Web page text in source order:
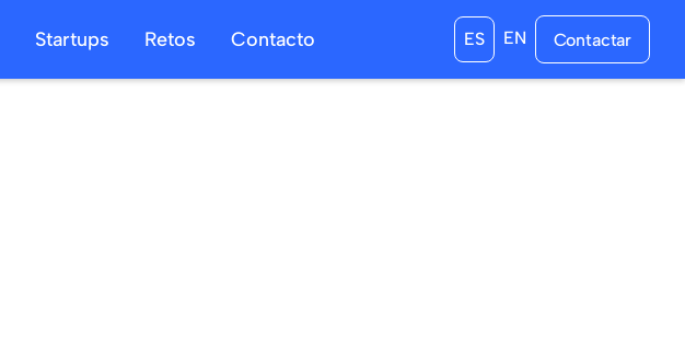
Startups Retos Contacto ES EN Contactar